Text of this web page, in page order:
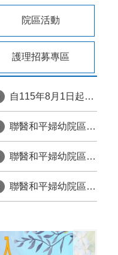
院區活動
護理招募專區
自115年8月1日起臺北市擴大帶狀疱疹疫苗補助，檢送本院附設12區院外門診部接種資訊。
聯醫和平婦幼院區(婦幼) - 臺北市政府擴大補助帶狀皰疹疫苗專診公告
聯醫和平婦幼院區(和平) - 115.8.1起台北市擴大帶狀疱疹疫苗補助
聯醫和平婦幼院區 - 114年公費流感疫苗已全數用罄，即日起停止公費流感疫苗接種服務。